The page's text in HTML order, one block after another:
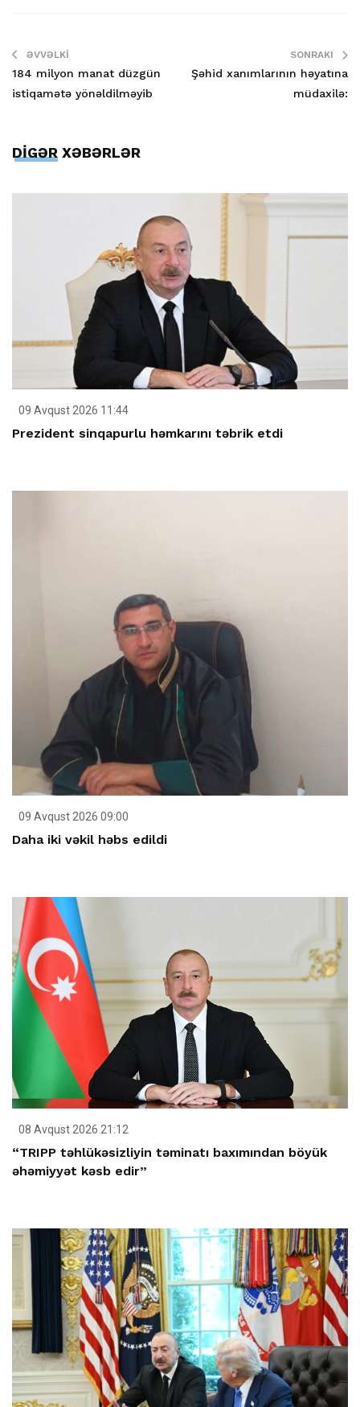
ƏVVƏLKI
184 milyon manat düzgün
istiqamətə yönəldilməyib
SONRAKI
Şəhid xanımlarının həyatına
müdaxilə:
DİGƏR XƏBƏRLƏR
09 Avqust 2026 11:44
Prezident sinqapurlu həmkarını təbrik etdi
09 Avqust 2026 09:00
Daha iki vəkil həbs edildi
08 Avqust 2026 21:12
“TRIPP təhlükəsizliyin təminatı baxımından böyük
əhəmiyyət kəsb edir”